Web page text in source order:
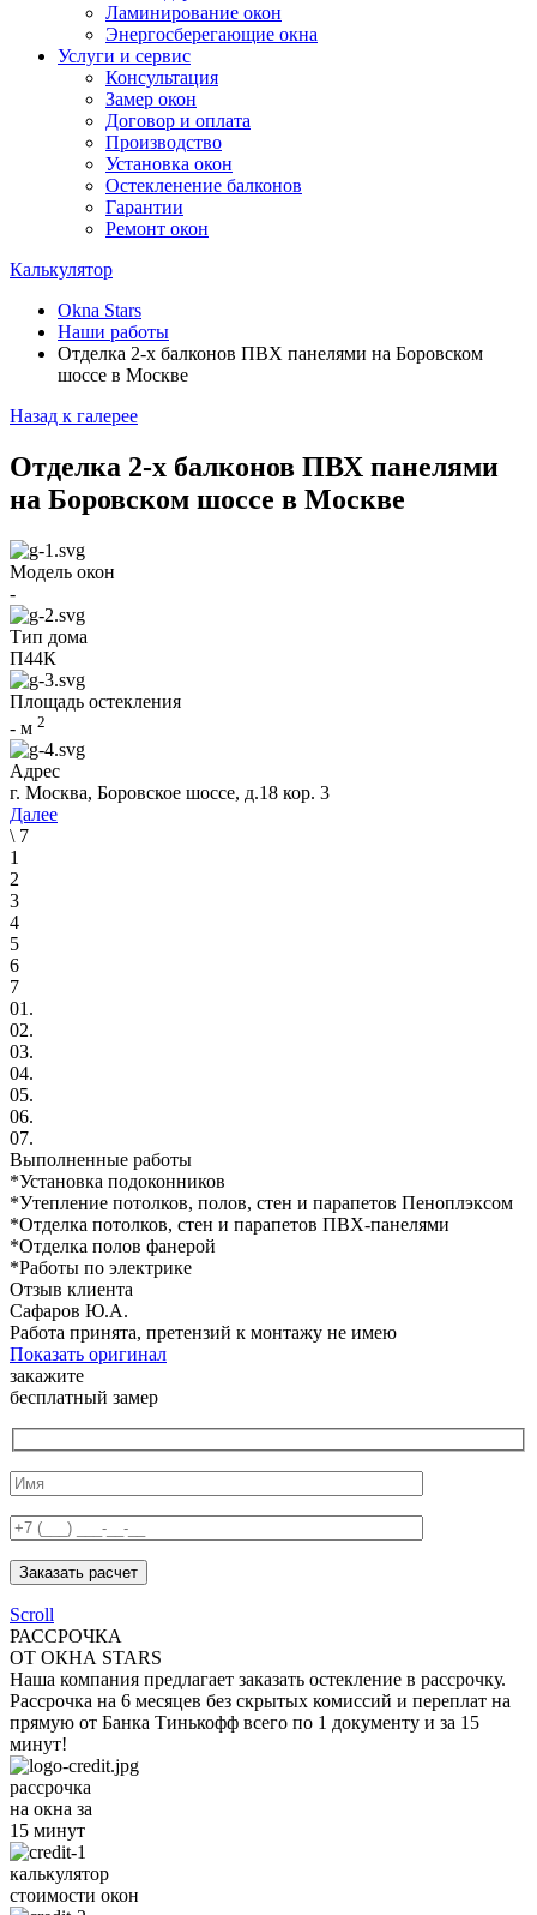
Ламинирование окон
Энергосберегающие окна
Услуги и сервис
Консультация
Замер окон
Договор и оплата
Производство
Установка окон
Остекленение балконов
Гарантии
Ремонт окон
Калькулятор
Okna Stars
Наши работы
Отделка 2-х балконов ПВХ панелями на Боровском
шоссе в Москве
Назад к галерее
Отделка 2-х балконов ПВХ панелями
на Боровском шоссе в Москве
Модель окон
-
Тип дома
П44К
Площадь остекления
- м 2
Адрес
г. Москва, Боровское шоссе, д.18 кор. 3
Далее
\ 7
1
2
3
4
5
6
7
01.
02.
03.
04.
05.
06.
07.
Выполненные работы
*Установка подоконников
*Утепление потолков, полов, стен и парапетов Пеноплэксом
*Отделка потолков, стен и парапетов ПВХ-панелями
*Отделка полов фанерой
*Работы по электрике
Отзыв клиента
Сафаров Ю.А.
Работа принята, претензий к монтажу не имею
Показать оригинал
закажите
бесплатный замер
Заказать расчет
Scroll
РАССРОЧКА
ОТ ОКНА STARS
Наша компания предлагает заказать остекление в рассрочку.
Рассрочка на 6 месяцев без скрытых комиссий и переплат на
прямую от Банка Тинькофф всего по 1 документу и за 15
минут!
рассрочка
на окна за
15 минут
калькулятор
стоимости окон